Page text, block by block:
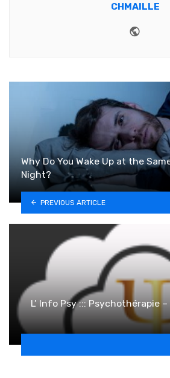
CHMAILLE
Why Do You Wake Up at the
Night?
PREVIOUS ARTICLE
L’ Info Psy ::: Psychothérapie –